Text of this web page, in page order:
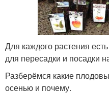
Для каждого растения
для пересадки и посадки
Разберёмся какие
осенью и почему.